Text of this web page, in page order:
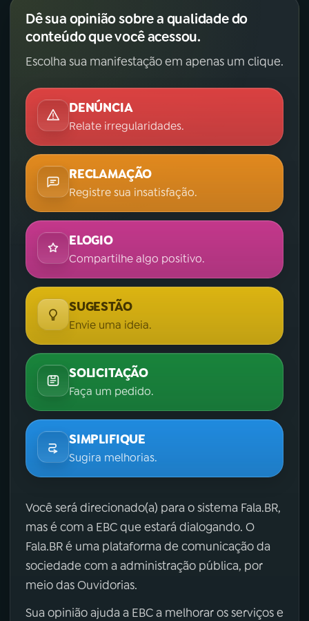
Dê sua opinião sobre a qualidade do
conteúdo que você acessou.
Escolha sua manifestação em apenas um clique.
DENÚNCIA
Relate irregularidades.
RECLAMAÇÃO
Registre sua insatisfação.
ELOGIO
Compartilhe algo positivo.
SUGESTÃO
Envie uma ideia.
SOLICITAÇÃO
Faça um pedido.
SIMPLIFIQUE
Sugira melhorias.
Você será direcionado(a) para o sistema Fala.BR,
mas é com a EBC que estará dialogando. O
Fala.BR é uma plataforma de comunicação da
sociedade com a administração pública, por
meio das Ouvidorias.
Sua opinião ajuda a EBC a melhorar os serviços e